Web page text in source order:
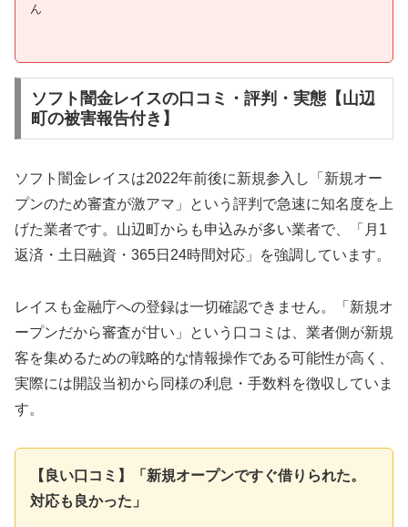
ん
ソフト闇金レイスの口コミ・評判・実態【山辺
町の被害報告付き】
ソフト闇金レイスは2022年前後に新規参入し「新規オー
プンのため審査が激アマ」という評判で急速に知名度を上
げた業者です。山辺町からも申込みが多い業者で、「月1
返済・土日融資・365日24時間対応」を強調しています。
レイスも金融庁への登録は一切確認できません。「新規オ
ープンだから審査が甘い」という口コミは、業者側が新規
客を集めるための戦略的な情報操作である可能性が高く、
実際には開設当初から同様の利息・手数料を徴収していま
す。
【良い口コミ】「新規オープンですぐ借りられた。
対応も良かった」